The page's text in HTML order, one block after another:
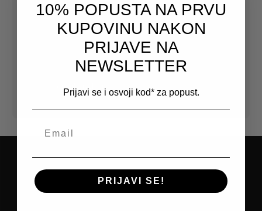
Sačuvajte više adresa za dostavu
Pristupite historiji narudžbi
Pratite nove narudžbe
Sačuvajte artikle na Vašoj listi želja
Kreirajte nalog
PRIJAVITE SE NA NEWSLETTER I
OSTVARITE
10% POPUSTA NA PRVU
KUPOVINU NAKON
PRIJAVE NA
NEWSLETTER
Prijavi se i osvoji kod* za popust.
PRIJAVI SE!